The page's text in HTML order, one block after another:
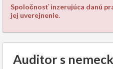
Spoločnosť inzerujúca danú
jej uverejnenie.
Auditor s